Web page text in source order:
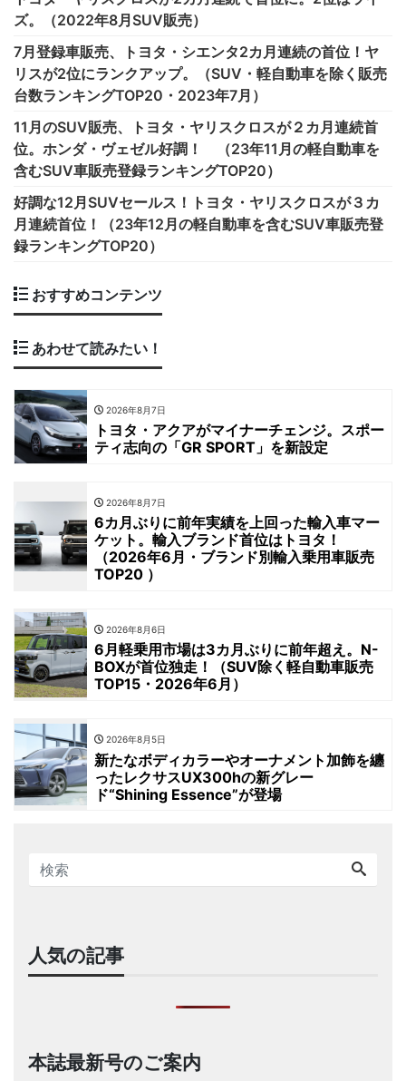
ズ。（2022年8月SUV販売）
7月登録車販売、トヨタ・シエンタ2カ月連続の首位！ヤ
リスが2位にランクアップ。（SUV・軽自動車を除く販売
台数ランキングTOP20・2023年7月）
11月のSUV販売、トヨタ・ヤリスクロスが２カ月連続首
位。ホンダ・ヴェゼル好調！ （23年11月の軽自動車を
含むSUV車販売登録ランキングTOP20）
好調な12月SUVセールス！トヨタ・ヤリスクロスが３カ
月連続首位！（23年12月の軽自動車を含むSUV車販売登
録ランキングTOP20）
おすすめコンテンツ
あわせて読みたい！
2026年8月7日
トヨタ・アクアがマイナーチェンジ。スポー
ティ志向の「GR SPORT」を新設定
2026年8月7日
6カ月ぶりに前年実績を上回った輸入車マー
ケット。輸入ブランド首位はトヨタ！
（2026年6月・ブランド別輸入乗用車販売
TOP20 ）
2026年8月6日
6月軽乗用市場は3カ月ぶりに前年超え。N-
BOXが首位独走！（SUV除く軽自動車販売
TOP15・2026年6月）
2026年8月5日
新たなボディカラーやオーナメント加飾を纏
ったレクサスUX300hの新グレー
ド“Shining Essence”が登場
人気の記事
本誌最新号のご案内